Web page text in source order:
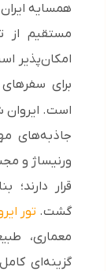
همسایه
مستقیم از
امکان‌پذیر
برای
است. ایروان
جاذبه‌های
ورنیساژ و
قرار دارند؛
گشت.تور
معماری،
گزینه‌ای